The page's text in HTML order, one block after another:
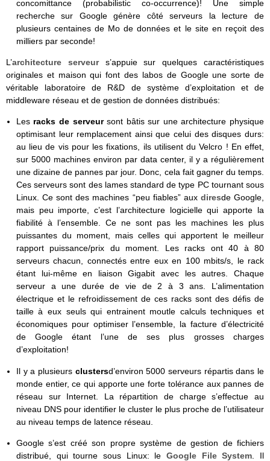
concomittance (probabilistic co-occurrence)! Une simple
recherche sur Google génère côté serveurs la lecture de
plusieurs centaines de Mo de données et le site en reçoit des
milliers par seconde!
L’architecture serveurs’appuie sur quelques caractéristiques
originales et maison qui font des labos de Google une sorte de
véritable laboratoire de R&D de système d’exploitation et de
middleware réseau et de gestion de données distribués:
Les racks de serveursont bâtis sur une architecture physique
optimisant leur remplacement ainsi que celui des disques durs:
au lieu de vis pour les fixations, ils utilisent du Velcro ! En effet,
sur 5000 machines environ par data center, il y a régulièrement
une dizaine de pannes par jour. Donc, cela fait gagner du temps.
Ces serveurs sont des lames standard de type PC tournant sous
Linux. Ce sont des machines “peu fiables” aux diresde Google,
mais peu importe, c’est l’architecture logicielle qui apporte la
fiabilité à l’ensemble. Ce ne sont pas les machines les plus
puissantes du moment, mais celles qui apportent le meilleur
rapport puissance/prix du moment. Les racks ont 40 à 80
serveurs chacun, connectés entre eux en 100 mbits/s, le rack
étant lui-même en liaison Gigabit avec les autres. Chaque
serveur a une durée de vie de 2 à 3 ans. L’alimentation
électrique et le refroidissement de ces racks sont des défis de
taille à eux seuls qui entrainent moutle calculs techniques et
économiques pour optimiser l’ensemble, la facture d’électricité
de Google étant l’une de ses plus grosses charges
d’exploitation!
Il y a plusieurs clustersd’environ 5000 serveurs répartis dans le
monde entier, ce qui apporte une forte tolérance aux pannes de
réseau sur Internet. La répartition de charge s’effectue au
niveau DNS pour identifier le cluster le plus proche de l’utilisateur
au niveau temps de latence réseau.
Google s’est créé son propre système de gestion de fichiers
distribué, qui tourne sous Linux: le Google File System . Il